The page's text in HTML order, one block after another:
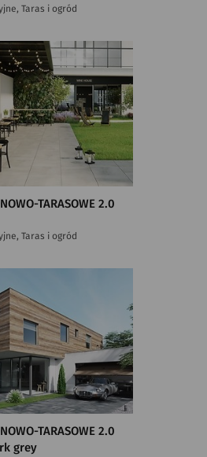
Taras i ogród
TARASOWE 2.0
Taras i ogród
TARASOWE 2.0
grey